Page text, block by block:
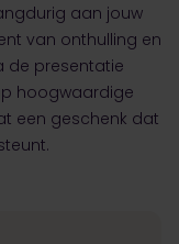
aan jouw
van onthulling en
de presentatie
hoogwaardige
een geschenk dat